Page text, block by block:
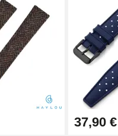
37,90 €